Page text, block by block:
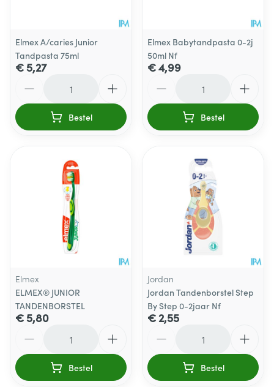
Elmex A/caries Junior
Tandpasta 75ml
€ 5,27
Bestel
Elmex Babytandpasta 0-2j
50ml Nf
€ 4,99
Bestel
Elmex
ELMEX® JUNIOR
TANDENBORSTEL
€ 5,80
Bestel
Jordan
Jordan Tandenborstel Step
By Step 0-2jaar Nf
€ 2,55
Bestel